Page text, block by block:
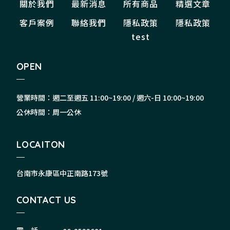
關於我們 最新消息 所有商品
精選文章
客戶案例
聯絡我們
隱私政策
test
隱私政策
OPEN
營業時間：週二至週五 11:00~19:00 / 週六-日 10:00~19:00
公休時間：周一公休
LOCAITON
台南市永康區中正南路173號
CONTACT US